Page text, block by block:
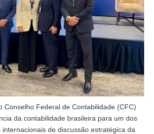
Conselho Federal de Contabilidade (CFC)
da contabilidade brasileira para um dos
internacionais de discussão estratégica da